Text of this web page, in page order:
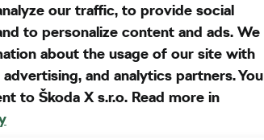
či
our traffic, to provide social
to personalize content and ads. We
about the usage of our site with
and analytics partners. You
to Škoda X s.r.o. Read more in